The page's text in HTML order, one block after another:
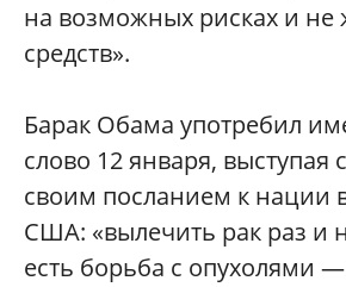
на возможных рисках и не
средств».
Барак Обама употребил
слово 12 января, выступая
своим посланием к нации
США: «вылечить рак раз и
есть борьба с опухолями —